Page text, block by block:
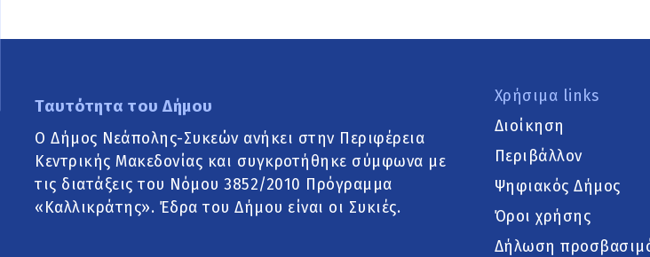
Ταυτότητα του Δήμου
Ο Δήμος Νεάπολης-Συκεών ανήκει στην Περιφέρεια
Κεντρικής Μακεδονίας και συγκροτήθηκε σύμφωνα με
τις διατάξεις του Νόμου 3852/2010 Πρόγραμμα
«Καλλικράτης». Έδρα του Δήμου είναι οι Συκιές.
Χρήσιμα links
Διοίκηση
Περιβάλλον
Ψηφιακός Δήμος
Όροι χρήσης
Δήλωση